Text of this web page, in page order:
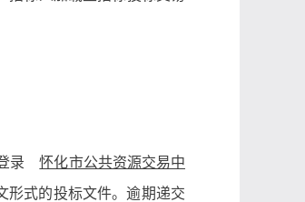
登录怀化市公共资源交易中
形式的投标文件。逾期递交